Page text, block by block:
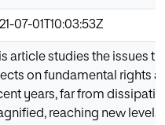
07-01T10:03:53Z
article studies the issues
on fundamental rights
years, far from
reaching new